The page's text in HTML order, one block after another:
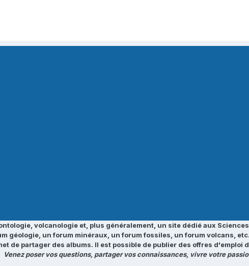
volcanologie et, plus généralement, un site dédié aux
géologie, un forum minéraux, un forum fossiles, un forum volcans,
de partager des albums. Il est possible de publier des offres d'emploi
Venez poser vos questions, partager vos connaissances, vivre votre